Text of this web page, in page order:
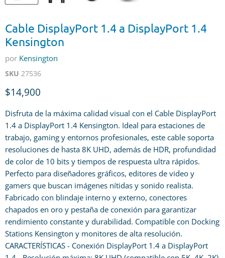
Cable DisplayPort 1.4 a DisplayPort 1.4
Kensington
por Kensington
SKU 27536
Precio actual
$14,900
Disfruta de la máxima calidad visual con el Cable DisplayPort
1.4 a DisplayPort 1.4 Kensington. Ideal para estaciones de
trabajo, gaming y entornos profesionales, este cable soporta
resoluciones de hasta 8K UHD, además de HDR, profundidad
de color de 10 bits y tiempos de respuesta ultra rápidos.
Perfecto para diseñadores gráficos, editores de video y
gamers que buscan imágenes nítidas y sonido realista.
Fabricado con blindaje interno y externo, conectores
chapados en oro y pestaña de conexión para garantizar
rendimiento constante y durabilidad. Compatible con Docking
Stations Kensington y monitores de alta resolución.
CARACTERÍSTICAS - Conexión DisplayPort 1.4 a DisplayPort